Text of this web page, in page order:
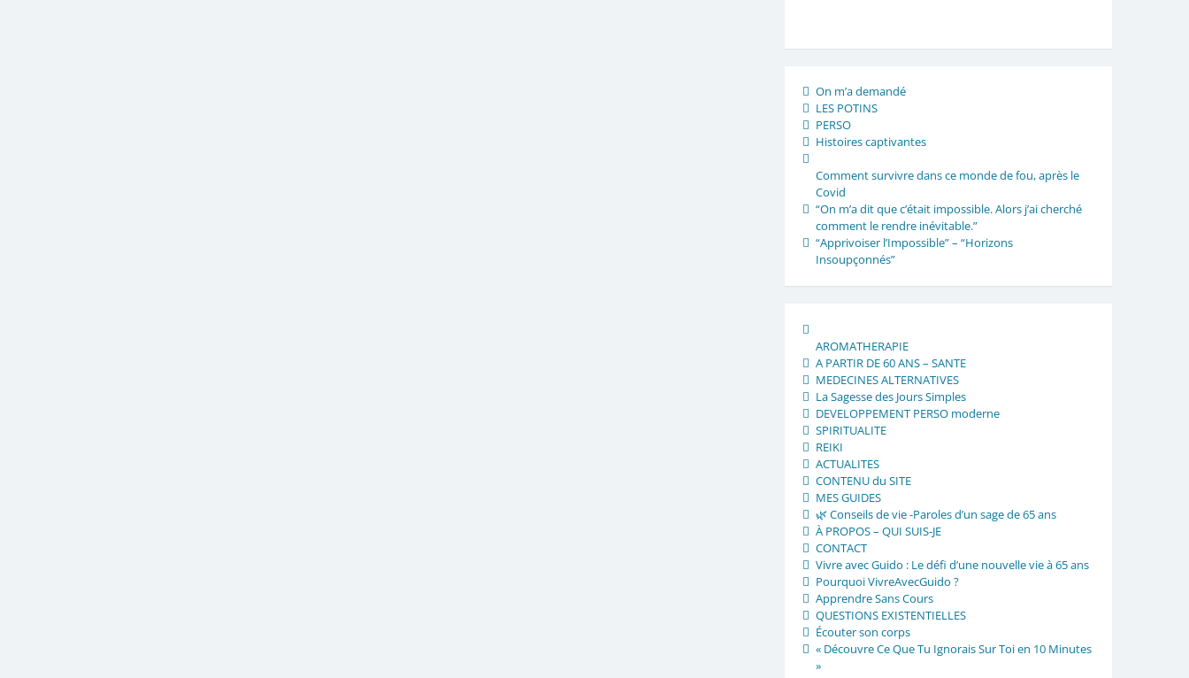
On m’a demandé
LES POTINS
PERSO
Histoires captivantes
Comment survivre dans ce monde de fou, après le
Covid
“On m’a dit que c’était impossible. Alors j’ai cherché
comment le rendre inévitable.”
“Apprivoiser l’Impossible” – “Horizons
Insoupçonnés”
AROMATHERAPIE
A PARTIR DE 60 ANS – SANTE
MEDECINES ALTERNATIVES
La Sagesse des Jours Simples
DEVELOPPEMENT PERSO moderne
SPIRITUALITE
REIKI
ACTUALITES
CONTENU du SITE
MES GUIDES
🌿 Conseils de vie -Paroles d’un sage de 65 ans
À PROPOS – QUI SUIS-JE
CONTACT
Vivre avec Guido : Le défi d’une nouvelle vie à 65 ans
Pourquoi VivreAvecGuido ?
Apprendre Sans Cours
QUESTIONS EXISTENTIELLES
Écouter son corps
« Découvre Ce Que Tu Ignorais Sur Toi en 10 Minutes
»